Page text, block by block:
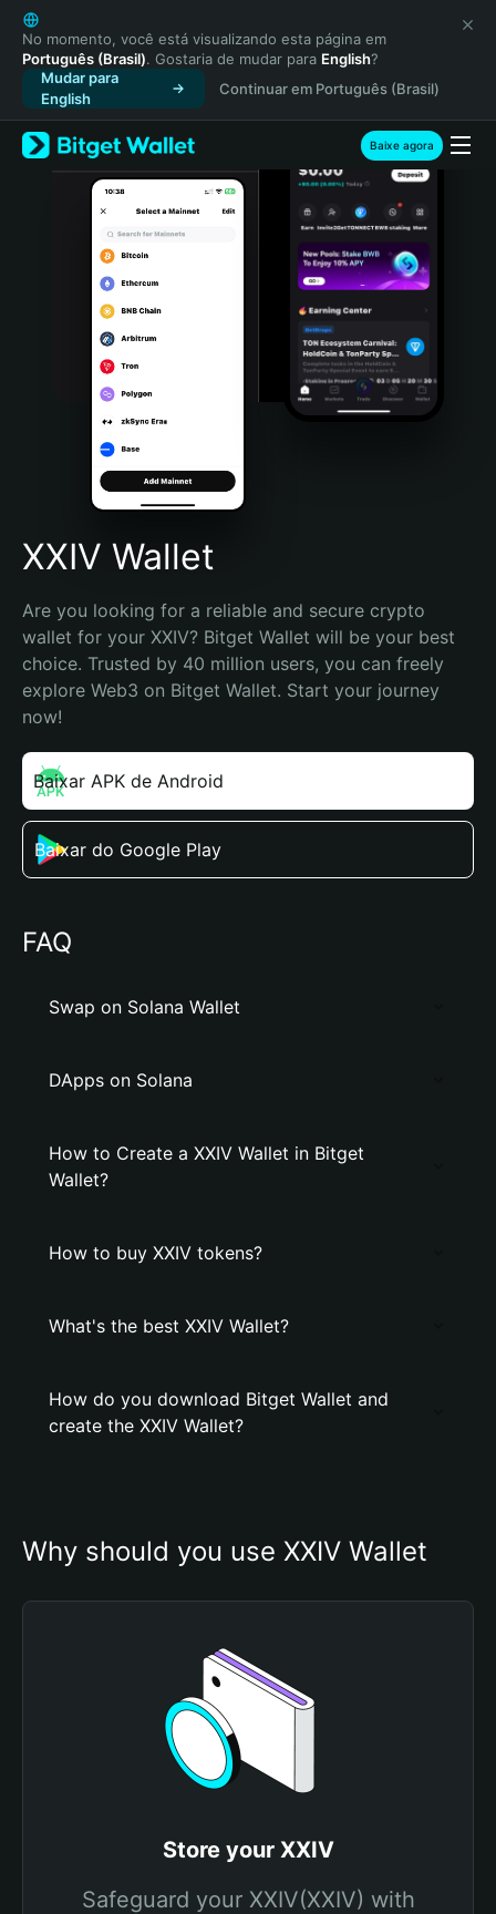
English
日本語
Tiếng Việt
Русский
Español (Latinoamérica)
Türkçe
Italiano
Português (Portugal)
Bahasa Indonesia
Português (Brasil)
Español (Argentina)
No momento, você está visualizando esta página em
Português (Brasil). Gostaria de mudar para English?
Mudar para
English
Continuar em Português (Brasil)
Baixe agora
XXIV Wallet
Are you looking for a reliable and secure crypto
wallet for your XXIV? Bitget Wallet will be your best
choice. Trusted by 40 million users, you can freely
explore Web3 on Bitget Wallet. Start your journey
now!
Baixar APK de Android
Baixar do Google Play
FAQ
Swap on Solana Wallet
DApps on Solana
How to Create a XXIV Wallet in Bitget
Wallet?
How to buy XXIV tokens?
What's the best XXIV Wallet?
How do you download Bitget Wallet and
create the XXIV Wallet?
Why should you use XXIV Wallet
Store your XXIV
Safeguard your XXIV(XXIV) with